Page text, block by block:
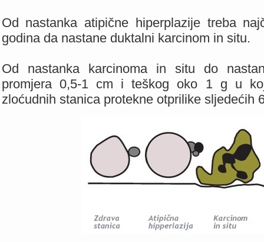
Od nastanka atipične hiperplazije treba
godina da nastane duktalni karcinom in situ.
Od nastanka karcinoma in situ do
promjera 0,5-1 cm i teškog oko 1 g u
zloćudnih stanica protekne otprilike sljedećih